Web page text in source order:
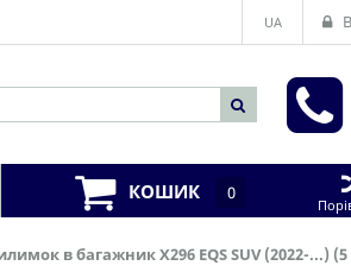
в багажник X296 EQS SUV (2022-...)
UA
КОШИК 0